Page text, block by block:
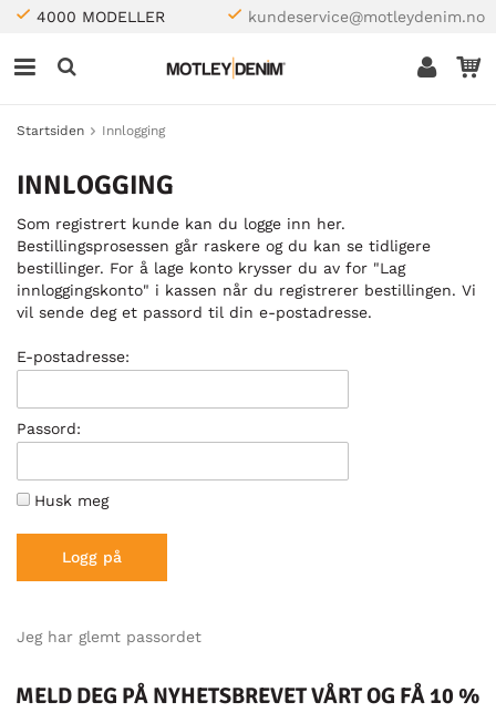
4000 MODELLER kundeservice@motleydenim.no
Startsiden Innlogging
INNLOGGING
Som registrert kunde kan du logge inn her.
Bestillingsprosessen går raskere og du kan se tidligere
bestillinger. For å lage konto krysser du av for "Lag
innloggingskonto" i kassen når du registrerer bestillingen. Vi
vil sende deg et passord til din e-postadresse.
E-postadresse:
Passord:
Husk meg
Jeg har glemt passordet
MELD DEG PÅ NYHETSBREVET VÅRT OG FÅ 10 %